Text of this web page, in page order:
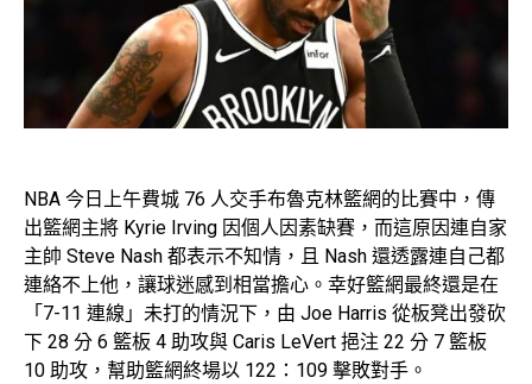
NBA 今日上午費城 76 人交手布魯克林籃網的比賽中，傳
出籃網主將 Kyrie Irving 因個人因素缺賽，而這原因連自家
主帥 Steve Nash 都表示不知情，且 Nash 還透露連自己都
連絡不上他，讓球迷感到相當擔心。幸好籃網最終還是在
「7-11 連線」未打的情況下，由 Joe Harris 從板凳出發砍
下 28 分 6 籃板 4 助攻與 Caris LeVert 挹注 22 分 7 籃板
10 助攻，幫助籃網終場以 122：109 擊敗對手。